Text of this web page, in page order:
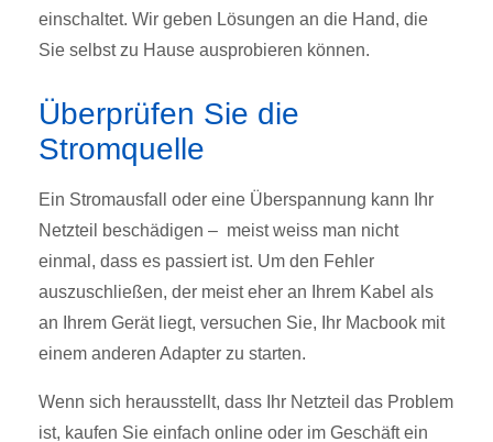
einschaltet. Wir geben Lösungen an die Hand, die
Sie selbst zu Hause ausprobieren können.
Überprüfen Sie die
Stromquelle
Ein Stromausfall oder eine Überspannung kann Ihr
Netzteil beschädigen – meist weiss man nicht
einmal, dass es passiert ist. Um den Fehler
auszuschließen, der meist eher an Ihrem Kabel als
an Ihrem Gerät liegt, versuchen Sie, Ihr Macbook mit
einem anderen Adapter zu starten.
Wenn sich herausstellt, dass Ihr Netzteil das Problem
ist, kaufen Sie einfach online oder im Geschäft ein